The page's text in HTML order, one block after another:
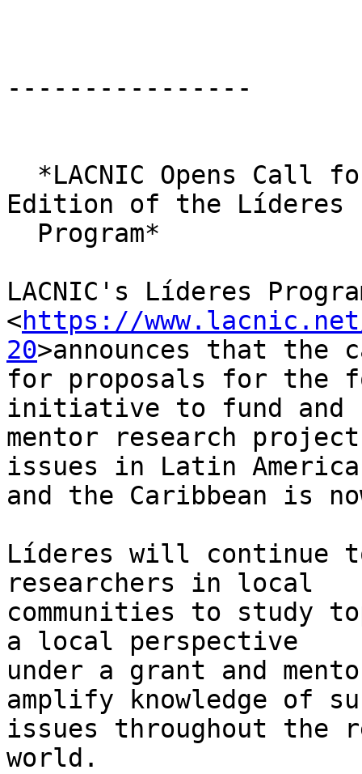
----------------
Edition of the Líderes
LACNIC's Líderes
<https://
20>announces that
for proposals for the
initiative to fund and
mentor research
issues in Latin
and the Caribbean is
Líderes will continue
researchers in local
communities to study
a local perspective
under a grant and
amplify knowledge of
issues throughout the
world.